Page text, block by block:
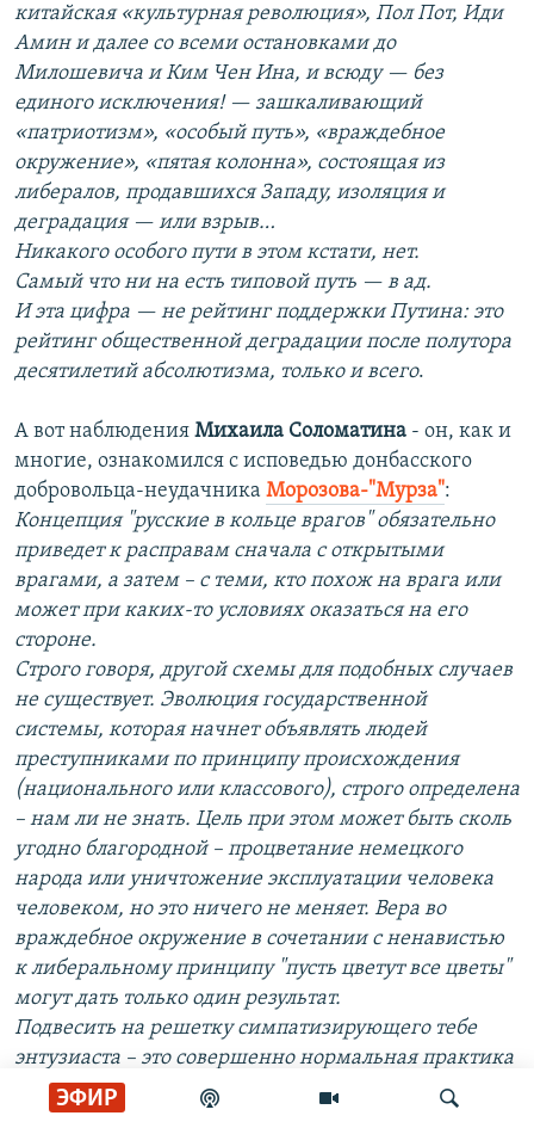
ЭФИР
китайская «культурная революция», Пол Пот, Иди
Амин и далее со всеми остановками до
Милошевича и Ким Чен Ина, и всюду — без
единого исключения! — зашкаливающий
«патриотизм», «особый путь», «враждебное
окружение», «пятая колонна», состоящая из
либералов, продавшихся Западу, изоляция и
деградация — или взрыв…
Никакого особого пути в этом кстати, нет.
Самый что ни на есть типовой путь — в ад.
И эта цифра — не рейтинг поддержки Путина: это
рейтинг общественной деградации после полутора
десятилетий абсолютизма, только и всего.
А вот наблюдения Михаила Соломатина - он, как и
многие, ознакомился с исповедью донбасского
добровольца-неудачника Морозова-"Мурза":
Концепция "русские в кольце врагов" обязательно
приведет к расправам сначала с открытыми
врагами, а затем – с теми, кто похож на врага или
может при каких-то условиях оказаться на его
стороне.
Строго говоря, другой схемы для подобных случаев
не существует. Эволюция государственной
системы, которая начнет объявлять людей
преступниками по принципу происхождения
(национального или классового), строго определена
– нам ли не знать. Цель при этом может быть сколь
угодно благородной – процветание немецкого
народа или уничтожение эксплуатации человека
человеком, но это ничего не меняет. Вера во
враждебное окружение в сочетании с ненавистью
к либеральному принципу "пусть цветут все цветы"
могут дать только один результат.
Подвесить на решетку симпатизирующего тебе
энтузиаста – это совершенно нормальная практика
для 37-38 годов и теперь нам следует удивляться не
тому, насколько точно пророссийские активисты со